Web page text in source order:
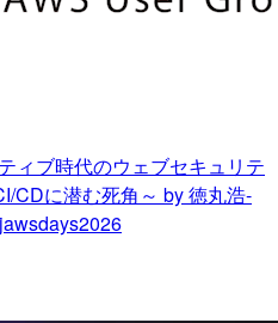
ィブ時代のウェブセキュリテ
CDに潜む死角～ by 徳丸浩-